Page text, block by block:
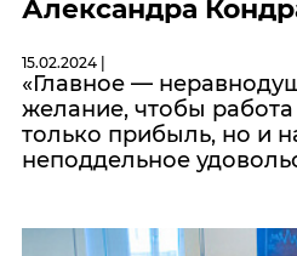
Александра
15.02.2024 |
«Главное —
желание, чтобы
только прибыль, но и
неподдельное